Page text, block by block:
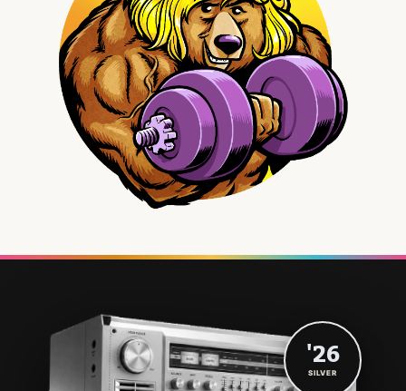
'26
SILVER